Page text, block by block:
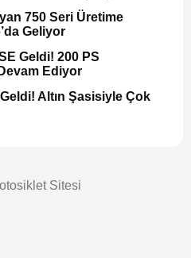
750 Seri Üretime
Geliyor
Geldi! 200 PS
Ediyor
Altın Şasisiyle Çok
Sitesi